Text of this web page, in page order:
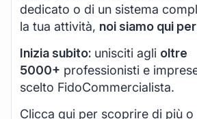
dedicato o di un sistema
la tua attività, noi siamo qui
Inizia subito: unisciti agli oltre
5000+ professionisti e
scelto FidoCommercialista.
Clicca qui per scoprire di più